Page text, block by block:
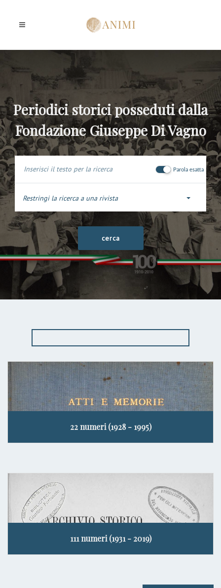
Periodici storici posseduti dalla
Fondazione Giuseppe Di Vagno
Parola esatta
Restringi la ricerca a una rivista
22 numeri (1928 - 1995)
111 numeri (1931 - 2019)